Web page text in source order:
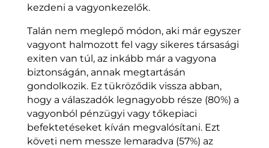
kezdeni a vagyonkezelők.
Talán nem meglepő módon, aki már egyszer
vagyont halmozott fel vagy sikeres társasági
exiten van túl, az inkább már a vagyona
biztonságán, annak megtartásán
gondolkozik. Ez tükröződik vissza abban,
hogy a válaszadók legnagyobb része (80%) a
vagyonból pénzügyi vagy tőkepiaci
befektetéseket kíván megvalósítani. Ezt
követi nem messze lemaradva (57%) az